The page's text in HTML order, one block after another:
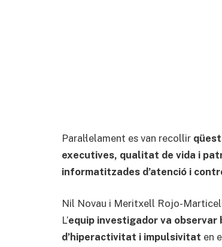
Paral·lelament es van recollir
executives, qualitat de vida i
informatitzades d’atenció i
Nil Novau i Meritxell Rojo-
L’equip investigador va observar
d’hiperactivitat i impulsivitat en